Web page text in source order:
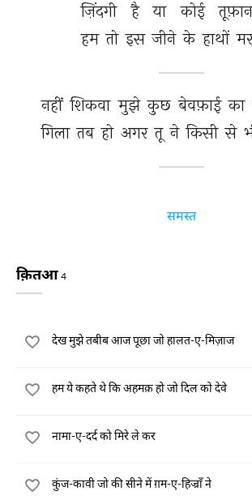
ज़िंदगी है या कोई
हम तो इस जीने के हाथों
नहीं शिकवा मुझे कुछ बेवफ़ाई का
गिला तब हो अगर तू ने किसी से
समस्त
क़ितआ 4
देख मुझे तबीब आज पूछा जो हालत-ए-मिज़ाज
हम ये कहते थे कि अहमक़ हो जो दिल को देवे
नामा-ए-दर्द को मिरे ले कर
कुंज-कावी जो की सीने में ग़म-ए-हिज्राँ ने